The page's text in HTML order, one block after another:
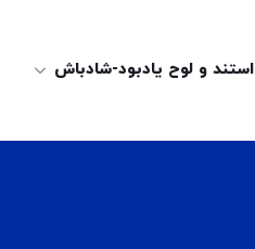
استند و لوح یادبود-شادباش